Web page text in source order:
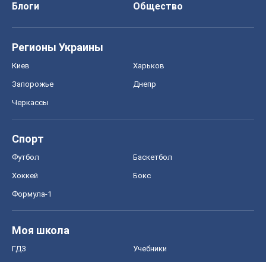
Блоги
Общество
Регионы Украины
Киев Харьков
Запорожье Днепр
Черкассы
Спорт
Футбол Баскетбол
Хоккей Бокс
Формула-1
Моя школа
ГДЗ Учебники